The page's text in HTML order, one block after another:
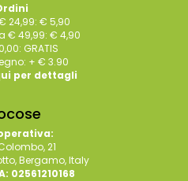
24,99: € 5,90
€ 49,99: € 4,90
GRATIS
+ € 3.90
per dettagli
21
Bergamo, Italy
02561210168